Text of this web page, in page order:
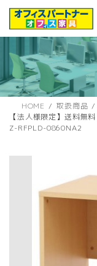
ス
キ
ン
に
HOME 取扱商品
【法人様限定】送料無
Z-RFPLD-0860NA2